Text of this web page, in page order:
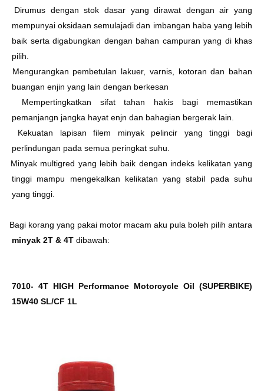
Dirumus dengan stok dasar yang dirawat dengan air yang
mempunyai oksidaan semulajadi dan imbangan haba yang lebih
baik serta digabungkan dengan bahan campuran yang di khas
pilih.
Mengurangkan pembetulan lakuer, varnis, kotoran dan bahan
buangan enjin yang lain dengan berkesan
Mempertingkatkan sifat tahan hakis bagi memastikan
pemanjangn jangka hayat enjn dan bahagian bergerak lain.
Kekuatan lapisan filem minyak pelincir yang tinggi bagi
perlindungan pada semua peringkat suhu.
Minyak multigred yang lebih baik dengan indeks kelikatan yang
tinggi mampu mengekalkan kelikatan yang stabil pada suhu
yang tinggi.
Bagi korang yang pakai motor macam aku pula boleh pilih antara
minyak 2T & 4T dibawah:
7010- 4T HIGH Performance Motorcycle Oil (SUPERBIKE)
15W40 SL/CF 1L